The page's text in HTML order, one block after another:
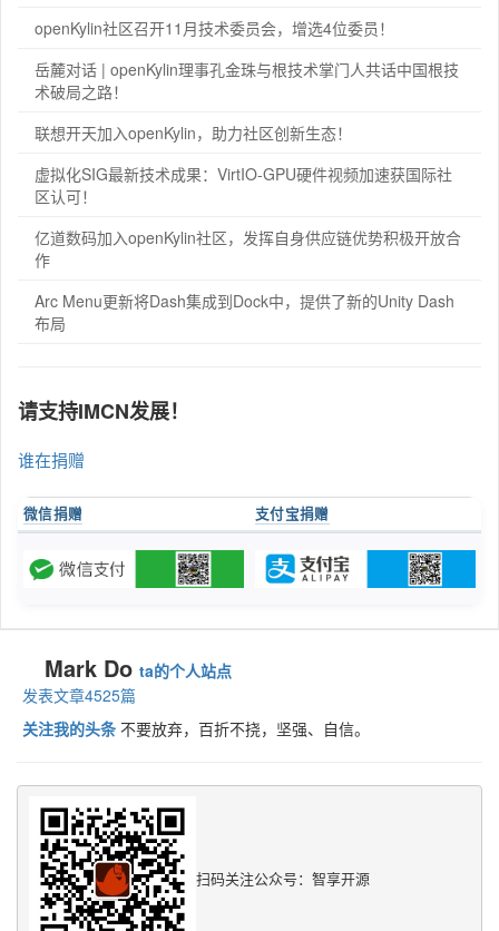
openKylin社区召开11月技术委员会，增选4位委员！
岳麓对话 | openKylin理事孔金珠与根技术掌门人共话中国根技
术破局之路！
联想开天加入openKylin，助力社区创新生态！
虚拟化SIG最新技术成果：VirtIO-GPU硬件视频加速获国际社
区认可！
亿道数码加入openKylin社区，发挥自身供应链优势积极开放合
作
Arc Menu更新将Dash集成到Dock中，提供了新的Unity Dash
布局
请支持IMCN发展！
谁在捐赠
微信捐赠 支付宝捐赠
Mark Do ta的个人站点
发表文章4525篇
关注我的头条 不要放弃，百折不挠，坚强、自信。
扫码关注公众号：智享开源